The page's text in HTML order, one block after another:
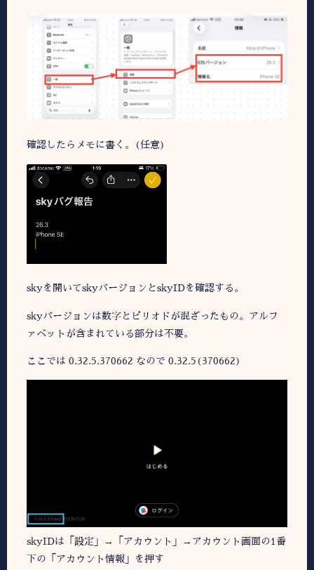
確認したらメモに書く。(任意)
skyを開いてskyバージョンとskyIDを確認する。
skyバージョンは数字とピリオドが混ざったもの。アルフ
ァベットが含まれている部分は不要。
ここでは 0.32.5.370662 なので 0.32.5(370662)
skyIDは「設定」→「アカウント」→アカウント画面の1番
下の「アカウント情報」を押す